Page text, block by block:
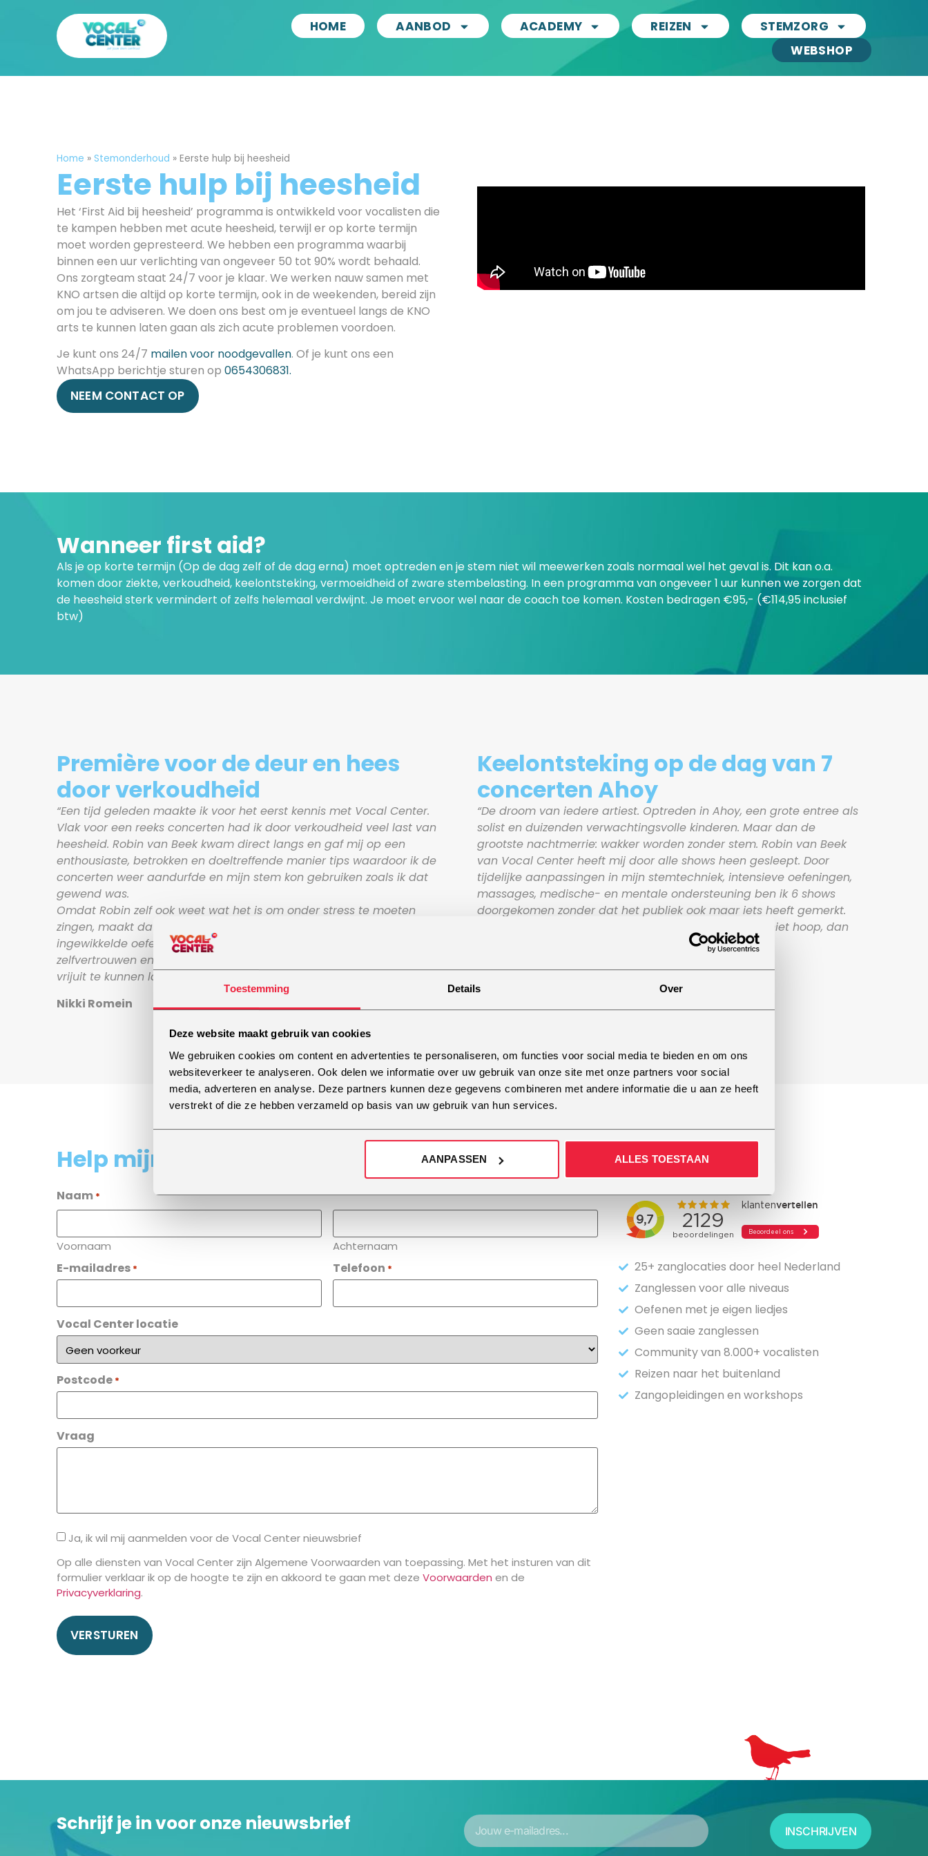
Toestemming Details Over
Deze website maakt gebruik van cookies
We gebruiken cookies om content en advertenties te personaliseren, om functies voor social media te bieden en om ons
websiteverkeer te analyseren. Ook delen we informatie over uw gebruik van onze site met onze partners voor social
media, adverteren en analyse. Deze partners kunnen deze gegevens combineren met andere informatie die u aan ze heeft
verstrekt of die ze hebben verzameld op basis van uw gebruik van hun services.
AANPASSEN ALLES TOESTAAN
HOME AANBOD ACADEMY REIZEN
STEMZORG
WEBSHOP
Home » Stemonderhoud » Eerste hulp bij heesheid
Eerste hulp bij heesheid
Het ‘First Aid bij heesheid’ programma is ontwikkeld voor vocalisten die
te kampen hebben met acute heesheid, terwijl er op korte termijn
moet worden gepresteerd. We hebben een programma waarbij
binnen een uur verlichting van ongeveer 50 tot 90% wordt behaald.
Ons zorgteam staat 24/7 voor je klaar. We werken nauw samen met
KNO artsen die altijd op korte termijn, ook in de weekenden, bereid zijn
om jou te adviseren. We doen ons best om je eventueel langs de KNO
arts te kunnen laten gaan als zich acute problemen voordoen.
Je kunt ons 24/7 mailen voor noodgevallen. Of je kunt ons een
WhatsApp berichtje sturen op 0654306831.
NEEM CONTACT OP
Wanneer first aid?
Als je op korte termijn (Op de dag zelf of de dag erna) moet optreden en je stem niet wil meewerken zoals normaal wel het geval is. Dit kan o.a.
komen door ziekte, verkoudheid, keelontsteking, vermoeidheid of zware stembelasting. In een programma van ongeveer 1 uur kunnen we zorgen dat
de heesheid sterk vermindert of zelfs helemaal verdwijnt. Je moet ervoor wel naar de coach toe komen. Kosten bedragen €95,- (€114,95 inclusief
btw)
Première voor de deur en hees
door verkoudheid
“Een tijd geleden maakte ik voor het eerst kennis met Vocal Center.
Vlak voor een reeks concerten had ik door verkoudheid veel last van
heesheid. Robin van Beek kwam direct langs en gaf mij op een
enthousiaste, betrokken en doeltreffende manier tips waardoor ik de
concerten weer aandurfde en mijn stem kon gebruiken zoals ik dat
gewend was.
Omdat Robin zelf ook weet wat het is om onder stress te moeten
zingen, maakt dat zijn aanpak heel gericht, zonder allerlei
ingewikkelde oefeningen. Met veel geduld en rust gaf hij mij weer
zelfvertrouwen en soms is dat alleen al genoeg om je stem weer
vrijuit te kunnen laten klinken.”
Nikki Romein
Keelontsteking op de dag van 7
concerten Ahoy
“De droom van iedere artiest. Optreden in Ahoy, een grote entree als
solist en duizenden verwachtingsvolle kinderen. Maar dan de
grootste nachtmerrie: wakker worden zonder stem. Robin van Beek
van Vocal Center heeft mij door alle shows heen gesleept. Door
tijdelijke aanpassingen in mijn stemtechniek, intensieve oefeningen,
massages, medische- en mentale ondersteuning ben ik 6 shows
doorgekomen zonder dat het publiek ook maar iets heeft gemerkt.
Mocht het geval zich ooit nog eens voordoen, wat ik niet hoop, dan
Denise Oort (Bobo Studio 100)
Help mijn stem!
Naam *
Voornaam Achternaam
E-mailadres * Telefoon *
Vocal Center locatie
Postcode *
Vraag
Ja, ik wil mij aanmelden voor de Vocal Center nieuwsbrief
Op alle diensten van Vocal Center zijn Algemene Voorwaarden van toepassing. Met het insturen van dit
formulier verklaar ik op de hoogte te zijn en akkoord te gaan met deze Voorwaarden en de
Privacyverklaring.
25+ zanglocaties door heel Nederland
Zanglessen voor alle niveaus
Oefenen met je eigen liedjes
Geen saaie zanglessen
Community van 8.000+ vocalisten
Reizen naar het buitenland
Zangopleidingen en workshops
Schrijf je in voor onze nieuwsbrief INSCHRIJVEN